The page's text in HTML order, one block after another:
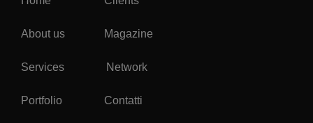
About us Magazine
Services Network
Portfolio Contatti